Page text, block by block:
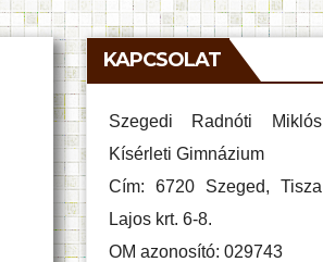
KAPCSOLAT
Szegedi Radnóti Miklós
Kísérleti Gimnázium
Cím: 6720 Szeged, Tisza
Lajos krt. 6-8.
OM azonosító: 029743